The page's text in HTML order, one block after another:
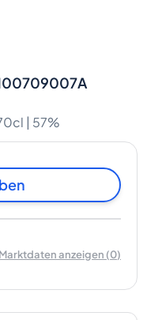
| 57%
Marktdaten anzeigen (0)